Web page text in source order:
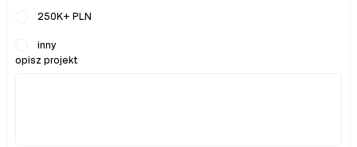
250K+ PLN
inny
opisz projekt